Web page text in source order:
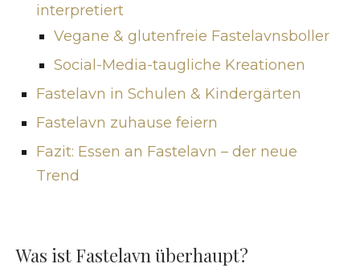
interpretiert
Vegane & glutenfreie Fastelavnsboller
Social-Media-taugliche Kreationen
Fastelavn in Schulen & Kindergärten
Fastelavn zuhause feiern
Fazit: Essen an Fastelavn – der neue
Trend
Was ist Fastelavn überhaupt?